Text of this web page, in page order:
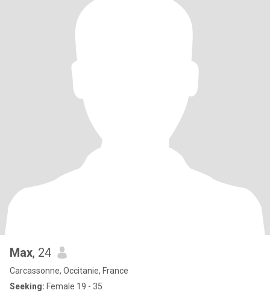
Max, 24
Carcassonne, Occitanie, France
Seeking: Female 19 - 35